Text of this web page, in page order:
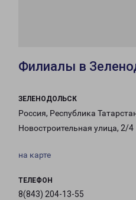
Филиалы в
ЗЕЛЕНОДОЛЬСК
Россия, Республика
Новостроительная улица, 2/4
на карте
ТЕЛЕФОН
8(843) 204-13-55